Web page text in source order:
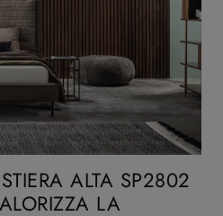
ALTA SP2802
LA